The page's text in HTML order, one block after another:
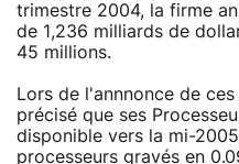
trimestre 2004, la firme
de 1,236 milliards de
45 millions.
Lors de l'annnonce de
précisé que ses
disponible vers la mi-
processeurs gravés en